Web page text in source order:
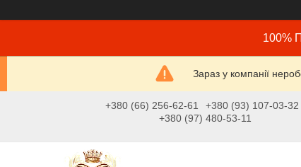
100%
Зараз у компанії
+380 (66) 256-62-61
+380 (93) 107-03-32
+380 (97) 480-53-11